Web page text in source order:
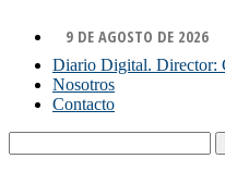
9 DE AGOSTO DE 2026
Diario Digital. Director:
Nosotros
Contacto